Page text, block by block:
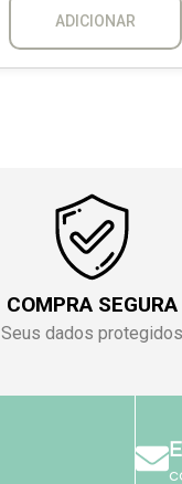
ADICIONAR
COMPRA SEGURA
Seus dados protegidos